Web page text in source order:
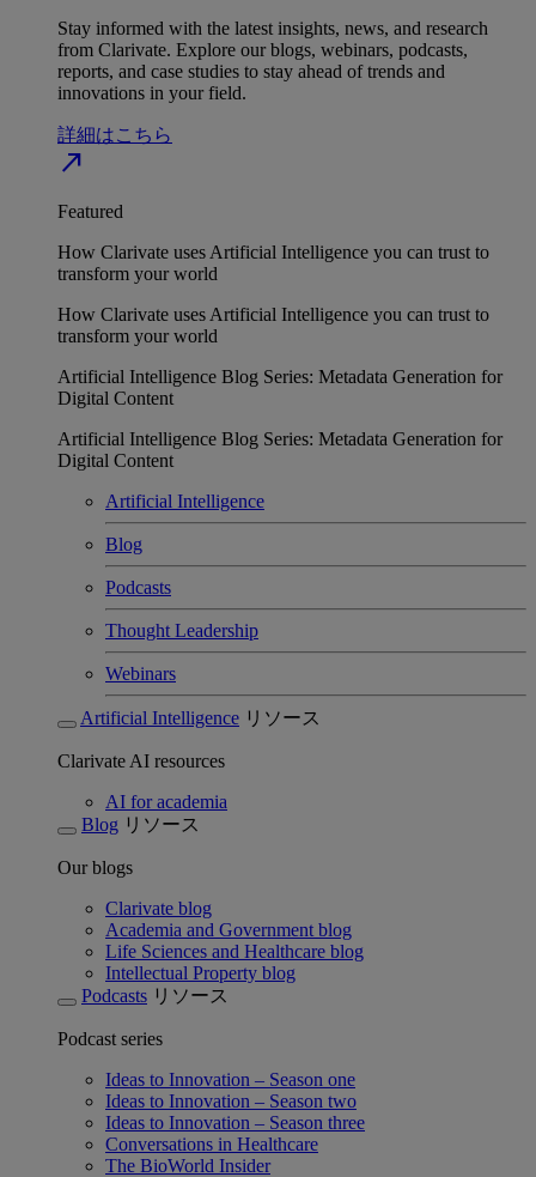
Stay informed with the latest insights, news, and research
from Clarivate. Explore our blogs, webinars, podcasts,
reports, and case studies to stay ahead of trends and
innovations in your field.
詳細はこちら
north_east
Featured
How Clarivate uses Artificial Intelligence you can trust to
transform your world
How Clarivate uses Artificial Intelligence you can trust to
transform your world
Artificial Intelligence Blog Series: Metadata Generation for
Digital Content
Artificial Intelligence Blog Series: Metadata Generation for
Digital Content
Artificial Intelligence
Blog
Podcasts
Thought Leadership
Webinars
Artificial Intelligence リソース
Clarivate AI resources
AI for academia
Blog リソース
Our blogs
Clarivate blog
Academia and Government blog
Life Sciences and Healthcare blog
Intellectual Property blog
Podcasts リソース
Podcast series
Ideas to Innovation – Season one
Ideas to Innovation – Season two
Ideas to Innovation – Season three
Conversations in Healthcare
The BioWorld Insider